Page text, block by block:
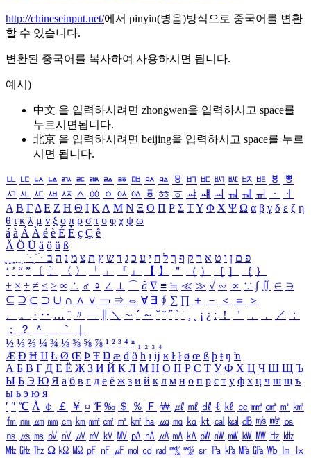
http://chineseinput.net/에서 pinyin(병음)방식으로 중국어를 변환
할 수 있습니다.
변환된 중국어를 복사하여 사용하시면 됩니다.
예시)
中文 을 입력하시려면 zhongwen을 입력하시고 space를
누르시면됩니다.
北京 을 입력하시려면 beijing을 입력하시고 space를 누르
시면 됩니다.
ㅥ ㅦ ㅧ ㅨ ㅩ ㅪ ㅫ ㅬ ㅭ ㅮ ㅯ ㅰ ㅱ ㅲ ㅳ ㅴ ㅵ ㅶ ㅷ ㅸ
ㅹ
ㅺ ㅻ ㅼ ㅽ ㅾ ㅿ ㆀ ㆁ ㆂ ㆃ ㆄ ㆅ ㆆ ㆇ ㆈ ㆉ ㆊ ㆋ ㆌ ㆍ
ㆎ
Α Β ΓΔ Ε Ζ Η Θ Ι ΚΛ Μ Ν Ξ Ο Π Ρ Σ ΤΥ Φ Χ Ψ Ω α β γ δ ε ζ η
θ ι κ λ μ ν ξ ο π ρ σ τ υ φ χ ψ ω
á à Á À é è É È ç Ç ê
Ä Ö Ü ä ö ü ß
ִֶֹ ֻּ ׁׂ פ ם ן ו ט א ר ק ף ך ל ח י ע כ ג ד ש ץ ת צ מ נ ה ב
‘ ’ “ ” 〔 〕 〈 〉 「 」 『 』 【 】 ＂ （ ） ［ ］ ｛ ｝
± × ÷ ≠ ≤ ≥ ∞ ∴ ♂ ♀ ∠ ⊥ ⌒ ∂ ∇ ≡ ≒ ≪ ≫ √ ∽ ∝ ∵ ∫ ∬ ∈ ∋
⊆ ⊇ ⊂ ⊃ ∪ ∩ ∧ ∨ ￢ ⇒ ⇔ ∀ ∃ ∮ ∑ ∏ ＋ － ＜ ＝
＞
、
。 · ‥ … ¨ 〃 ― ＼ ∼ ´ ～ ˇ ˘ ˝ ˚ ˙ ¸ ¡ ¿ ː ！ ＇ ， ． ／
：
；
？ ＾ ｀
½ ⅓ ⅔ ¼ ¾ ⅛ ⅜ ⅝ ⅞ ¹ ² ³ ⁴ ⁿ ₁ ₂ ₃ ₄
Æ Ð Ħ Ĳ Ł Ø Œ Þ Ŧ Ŋ æ đ ð ħ ı ĳ ĸ ŀ ł ø œ ß þ ŧ ŋ ŉ
А Б В Г Д Е Ё Ж З И Й К Л М Н О П Р С Т У Ф Х Ц Ч Ш Щ Ъ
Ы Ь Э Ю Я а б в г д е ё ж з и й к л м н о п р с т у ф х ц ч ш щ ъ
ы ь э ю я
′ ″ ℃ Å ￠ ￡ ￥ ¤ ℉ ‰ ＄ ％ Ｆ ￦ ㎕ ㎖ ㎗ ℓ ㎘ ㏄ ㎣ ㎤ ㎥ ㎦
㎙ ㎚ ㎛ ㎜ ㎝ ㎞ ㎟ ㎠ ㎡ ㎢ ㏊ ㎍ ㎎ ㎏ ㏏ ㎈ ㎉ ㏈ ㎧ ㎨ ㎰
㎱ ㎲ ㎳ ㎴ ㎵ ㎶ ㎷ ㎸ ㎹ ㎀ ㎁ ㎂ ㎃ ㎄ ㎺ ㎻ ㎽ ㎾ ㎿ ㎐ ㎑
㎒ ㎓ ㎔ Ω ㏀ ㏁ ㎊ ㎋ ㎌ ㏖ ㏅ ㎭ ㎮ ㎯ ㏛ ㎩ ㎪ ㎫ ㎬ ㏝ ㏐
㏓